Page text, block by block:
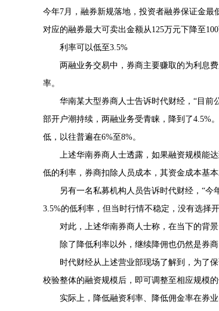
今年7月，融券新规落地，投资者融券保证金最
对应的融券最大可卖出金额从125万元下降至
利率可以低至3.5%
两融业务交易中，券商主要赚取的为利息
率。
华南某大型券商人士告诉时代财经，“目
部开户潮持续，两融业务受青睐，降到了4.5%
低，以往普遍在6%至8%。
上述华南券商人士透露，如果融资规模能
低的利率，券商扣除人员成本，其资金成本基
另有一名私募机构人员告诉时代财经，“
3.5%的低利率，但当时行情不稳定，没有选择
对此，上述华南券商人士称，在当下的背
除了降低利率以外，继续降佣也仍然是券
时代财经从上述营业部现场了解到，为了
校验整体的融资规模后，即可调整至相应规模
实际上，降低融资利率、降低佣金率在券